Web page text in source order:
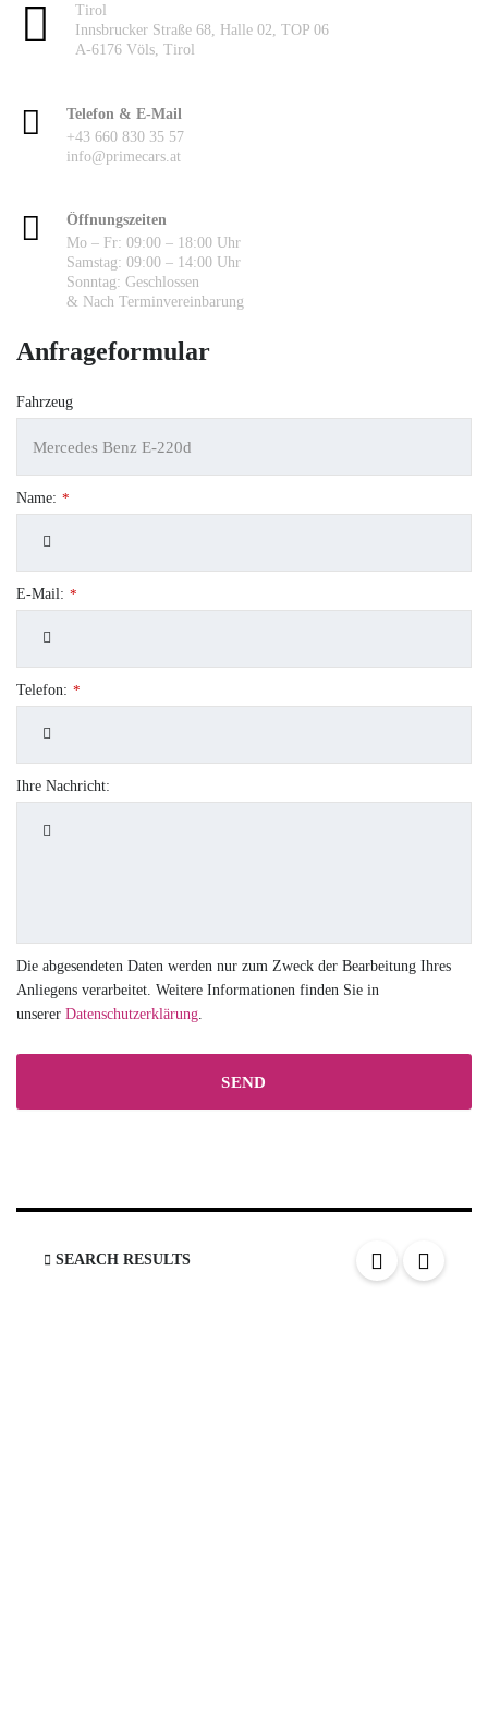
Tirol
Innsbrucker Straße 68, Halle 02, TOP 06
A-6176 Völs, Tirol
Telefon & E-Mail
+43 660 830 35 57
info@primecars.at
Öffnungszeiten
Mo – Fr: 09:00 – 18:00 Uhr
Samstag: 09:00 – 14:00 Uhr
Sonntag: Geschlossen
& Nach Terminvereinbarung
Anfrageformular
Fahrzeug
Name: *
E-Mail: *
Telefon: *
Ihre Nachricht:
Die abgesendeten Daten werden nur zum Zweck der Bearbeitung Ihres
Anliegens verarbeitet. Weitere Informationen finden Sie in
unserer Datenschutzerklärung
SEND
be
blank SEARCH RESULTS